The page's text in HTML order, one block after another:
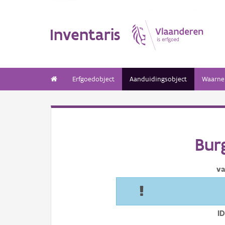
Inventaris
Erfgoedobject Aanduidingsobject
ID